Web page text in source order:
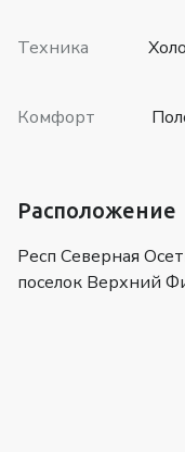
Техника
Комфорт
Расположение
Респ Северная
поселок Верхний